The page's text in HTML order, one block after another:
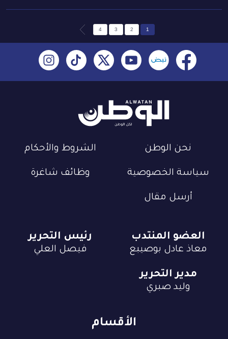
1
2
3
4
نحن الوطن الشروط والأحكام
سياسة الخصوصية وظائف شاغرة
أرسل مقال
الأقسام
العضو المنتدب
معاذ عادل بوصيبع
رئيس التحرير
فيصل العلي
مدير التحرير
وليد صبري